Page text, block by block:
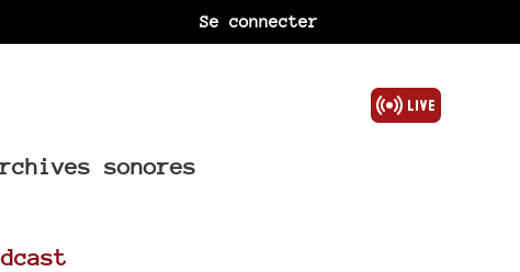
Se connecter
sonores